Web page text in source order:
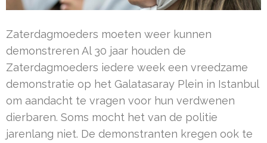
Zaterdagmoeders moeten weer kunnen
demonstreren Al 30 jaar houden de
Zaterdagmoeders iedere week een vreedzame
demonstratie op het Galatasaray Plein in Istanbul
om aandacht te vragen voor hun verdwenen
dierbaren. Soms mocht het van de politie
jarenlang niet. De demonstranten kregen ook te